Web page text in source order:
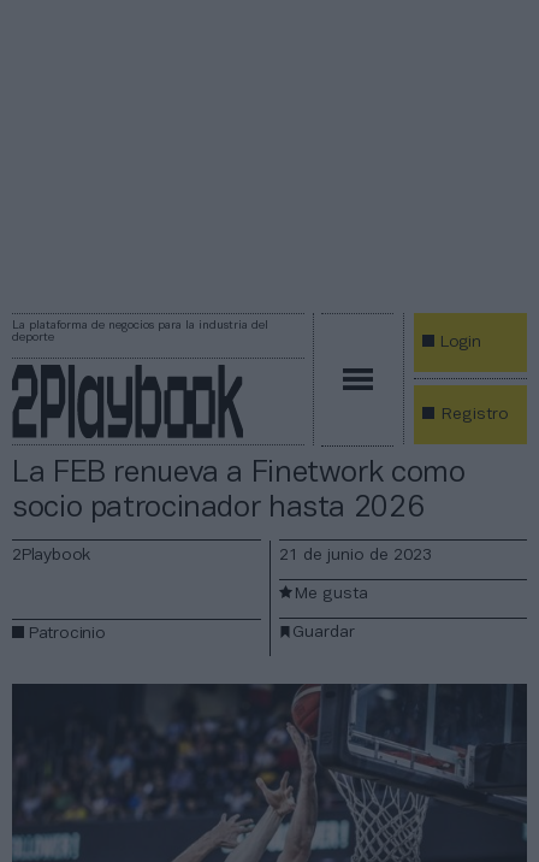
La plataforma de negocios para la industria del
deporte
Login
Registro
La FEB renueva a Finetwork como
socio patrocinador hasta 2026
2Playbook
Patrocinio
21 de junio de 2023
Guardar
Me gusta